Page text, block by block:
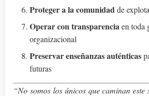
Proteger a la comunidadde
Operar con transparenciaen toda
organizacional
Preservar enseñanzas auténticas
futuras
“No somos los únicos que caminan este